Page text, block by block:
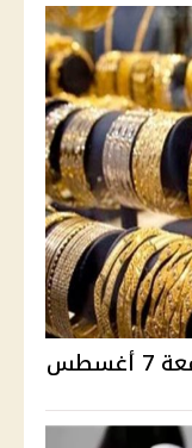
سعر الذهب في مصر اليوم الجمعة 7 أغسطس